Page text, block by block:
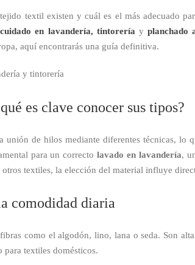
textil existen y cuál es el más adecuado
cuidado en lavandería, tintoreríayplanchado
aquí encontrarás una guía definitiva.
es clave conocer sus tipos?
unión de hilos mediante diferentes técnicas, lo
para un correctolavado en lavandería,
otros textiles, la elección del material influye
comodidad diaria
como el algodón, lino, lana o seda. Son
para textiles domésticos.